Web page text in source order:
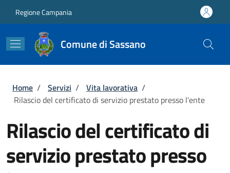
Regione Campania
Comune di Sassano
Briciole di pane
Home / Servizi / Vita lavorativa /
Rilascio del certificato di servizio prestato presso l'ente
Rilascio del certificato di
servizio prestato presso